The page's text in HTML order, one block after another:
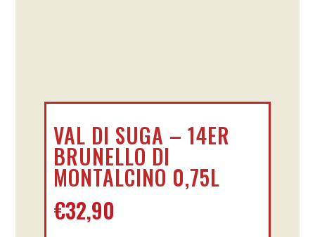
VAL DI SUGA – 14ER
BRUNELLO DI
MONTALCINO 0,75L
€32,90